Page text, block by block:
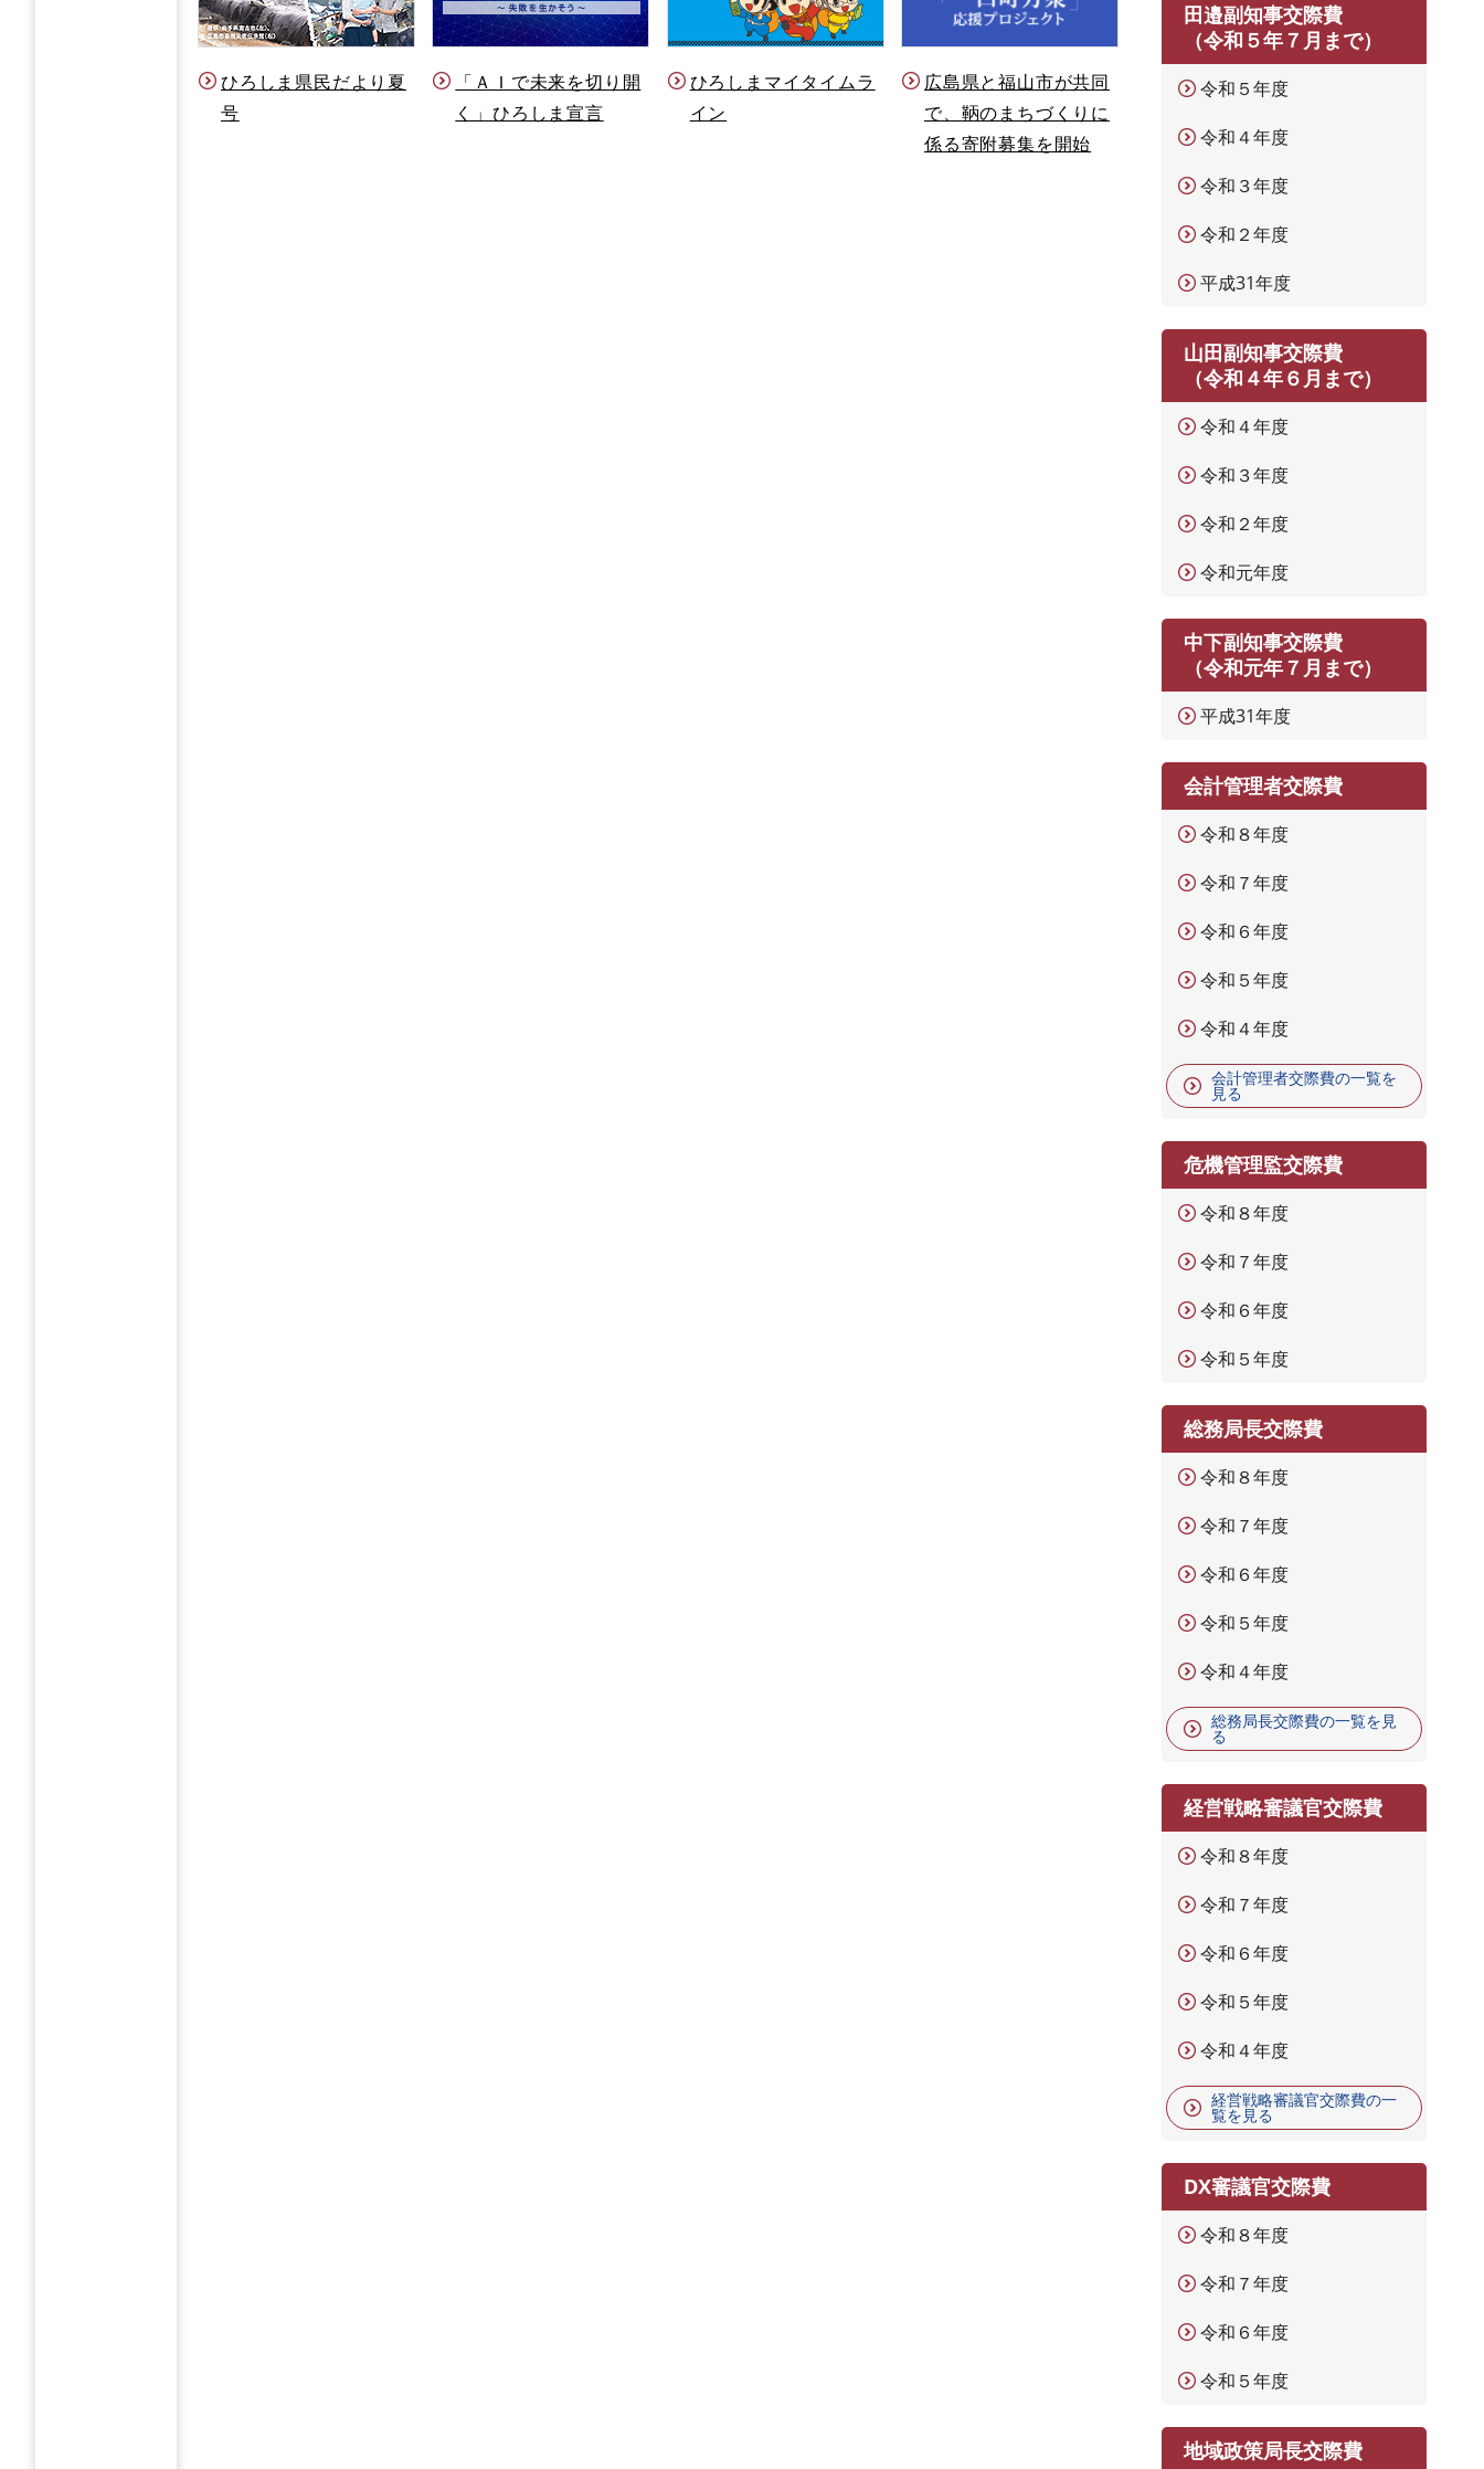
ひろしま県民だより夏
号
「ＡＩで未来を切り開
く」ひろしま宣言
ひろしまマイタイムラ
イン
広島県と福山市が共同
で、鞆のまちづくりに
係る寄附募集を開始
田邉副知事交際費
（令和５年７月まで）
令和５年度
令和４年度
令和３年度
令和２年度
平成31年度
山田副知事交際費
（令和４年６月まで）
令和４年度
令和３年度
令和２年度
令和元年度
中下副知事交際費
（令和元年７月まで）
平成31年度
会計管理者交際費
令和８年度
令和７年度
令和６年度
令和５年度
令和４年度
会計管理者交際費の一覧を
見る
危機管理監交際費
令和８年度
令和７年度
令和６年度
令和５年度
総務局長交際費
令和８年度
令和７年度
令和６年度
令和５年度
令和４年度
総務局長交際費の一覧を見
る
経営戦略審議官交際費
令和８年度
令和７年度
令和６年度
令和５年度
令和４年度
経営戦略審議官交際費の一
覧を見る
DX審議官交際費
令和８年度
令和７年度
令和６年度
令和５年度
地域政策局長交際費